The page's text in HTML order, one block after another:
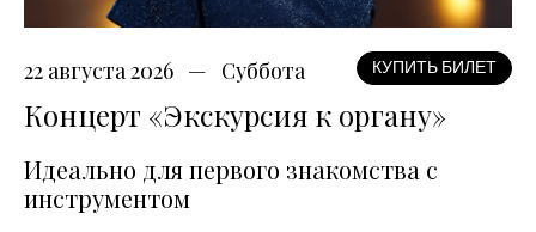
22 августа 2026 Суббота КУПИТЬ БИЛЕТ
Концерт «Экскурсия к органу»
Идеально для первого знакомства с
инструментом